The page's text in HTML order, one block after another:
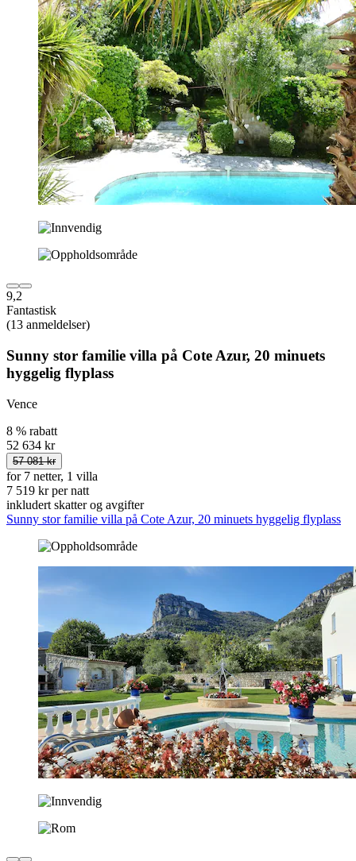
9,2
Fantastisk
(13 anmeldelser)
Sunny stor familie villa på Cote Azur, 20 minuets
hyggelig flyplass
Vence
8 % rabatt
52 634 kr
57 081 kr
for 7 netter, 1 villa
7 519 kr per natt
inkludert skatter og avgifter
Sunny stor familie villa på Cote Azur, 20 minuets hyggelig flyplass